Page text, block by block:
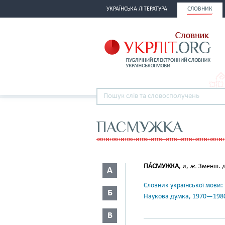
УКРАЇНСЬКА ЛІТЕРАТУРА СЛОВНИК
ПАСМУЖКА
А
Б
В
ПА́СМУЖКА, и, ж. Зменш.
Словник української
Наукова думка,